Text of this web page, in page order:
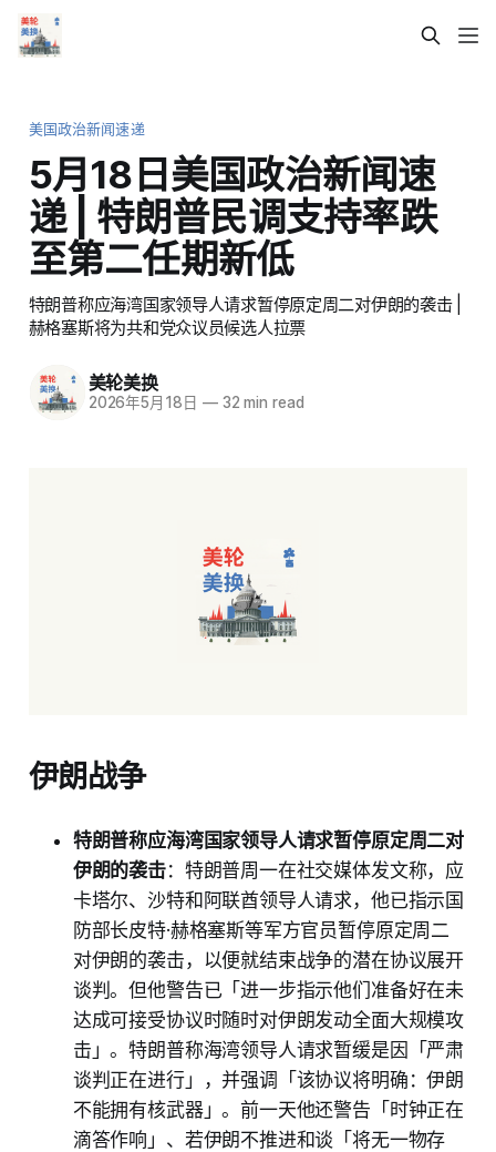
美国政治新闻速递
5月18日美国政治新闻速
递 | 特朗普民调支持率跌
至第二任期新低
特朗普称应海湾国家领导人请求暂停原定周二对伊朗的袭击 |
赫格塞斯将为共和党众议员候选人拉票
美轮美换
2026年5月18日 —32 min read
伊朗战争
特朗普称应海湾国家领导人请求暂停原定周二对
伊朗的袭击：特朗普周一在社交媒体发文称，应
卡塔尔、沙特和阿联酋领导人请求，他已指示国
防部长皮特·赫格塞斯等军方官员暂停原定周二
对伊朗的袭击，以便就结束战争的潜在协议展开
谈判。但他警告已「进一步指示他们准备好在未
达成可接受协议时随时对伊朗发动全面大规模攻
击」。特朗普称海湾领导人请求暂缓是因「严肃
谈判正在进行」，并强调「该协议将明确：伊朗
不能拥有核武器」。前一天他还警告「时钟正在
滴答作响」、若伊朗不推进和谈「将无一物存